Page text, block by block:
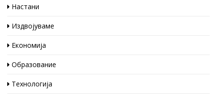
Настани
Издвојуваме
Економија
Образование
Технологија